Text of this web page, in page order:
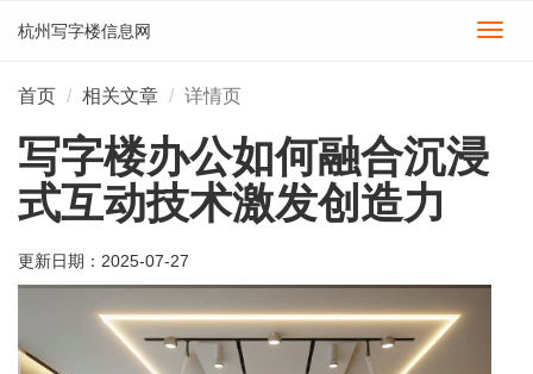
切
杭州写字楼信息网
首页 相关文章 详情页
写字楼办公如何融合沉浸
式互动技术激发创造力
更新日期： 2025-07-27